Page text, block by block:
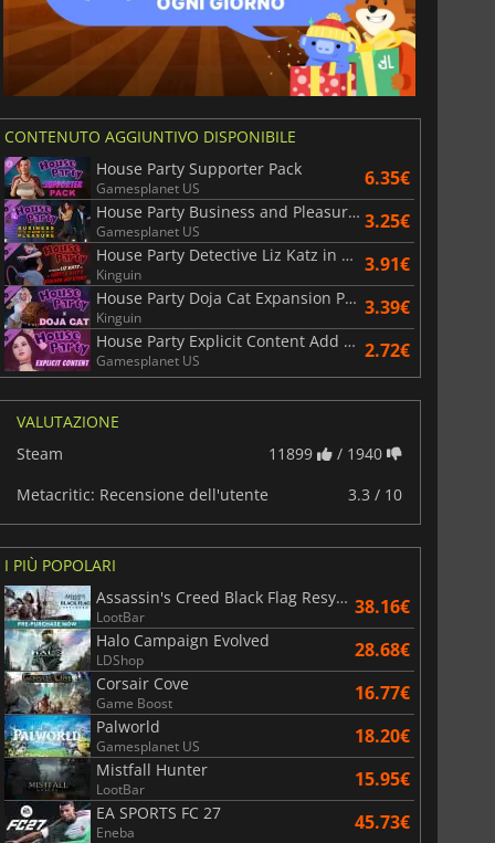
CONTENUTO AGGIUNTIVO DISPONIBILE
House Party Supporter Pack
Gamesplanet US 6.35€
House Party Business and Pleasure Style Pack
Gamesplanet US 3.25€
House Party Detective Liz Katz in a Gritty Kitty Murder Mystery Expansion Pack
Kinguin 3.91€
House Party Doja Cat Expansion Pack
Kinguin 3.39€
House Party Explicit Content Add On
Gamesplanet US 2.72€
VALUTAZIONE
Steam
11899
/ 1940
Metacritic: Recensione dell'utente
3.3 / 10
I PIÙ POPOLARI
Assassin's Creed Black Flag Resynced
LootBar 38.16€
Halo Campaign Evolved
LDShop 28.68€
Corsair Cove
Game Boost 16.77€
Palworld
Gamesplanet US 18.20€
Mistfall Hunter
LootBar 15.95€
EA SPORTS FC 27
Eneba 45.73€